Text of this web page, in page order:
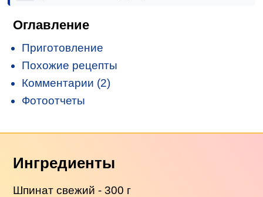
Оглавление
Приготовление
Похожие рецепты
Комментарии (2)
Фотоотчеты
Ингредиенты
Шпинат свежий - 300 г